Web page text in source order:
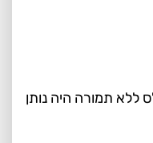
ללא תמורה היה נותן